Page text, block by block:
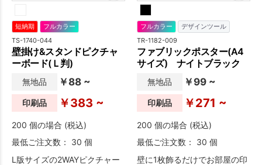
短納期 フルカラー
TS-1740-044
壁掛け&スタンドピクチャ
ーボード(Ｌ判)
無地品 ￥88 ~
印刷品 ￥383 ~
200 個の場合 (税込)
最低ご注文数： 30 個
L版サイズの2WAYピクチャー
フルカラー デザインツール
TR-1182-009
ファブリックポスター(A4
サイズ) ナイトブラック
無地品 ￥99 ~
印刷品 ￥271 ~
200 個の場合 (税込)
最低ご注文数： 30 個
壁に1枚飾るだけでお部屋の印